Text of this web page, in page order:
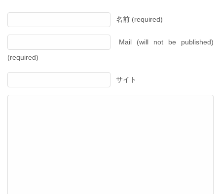
名前 (required)
Mail (will not be published)
(required)
サイト